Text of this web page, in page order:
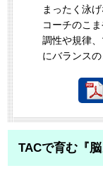
まったく泳
コーチのこ
調性や規律
にバランス
TACで育む『